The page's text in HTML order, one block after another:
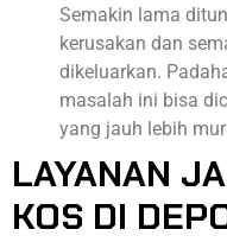
Semakin lama
kerusakan dan
dikeluarkan.
masalah ini bisa
yang jauh lebih
LAYANAN
KOS DI